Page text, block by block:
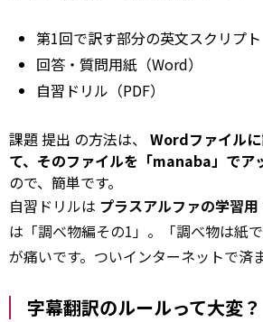
第1回で訳す部分の英文スクリプト
回答・質問用紙（Word）
自習ドリル（PDF）
課題提出 の方法は、 Wordファイル
て、そのファイルを「manaba」でア
ので、簡単です。
自習ドリルは プラスアルファの学習用
は「調べ物編その1」。「調べ物は紙
が痛いです。ついインターネットで済
字幕翻訳のルールって大変？